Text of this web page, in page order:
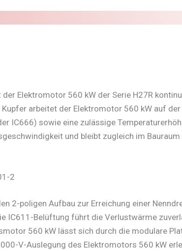
Elektromotor 560 kW der Serie H27R
arbeitet der Elektromotor 560 kW auf
IC666) sowie eine zulässige
und bleibt zugleich im
2
poligen Aufbau zur Erreichung einer
Belüftung führt die Verlustwärme
560 kW lässt sich durch die modulare
V-Auslegung des Elektromotors 560 kW